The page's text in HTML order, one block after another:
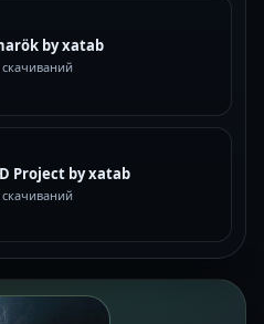
by xatab
скачиваний
Project by xatab
скачиваний